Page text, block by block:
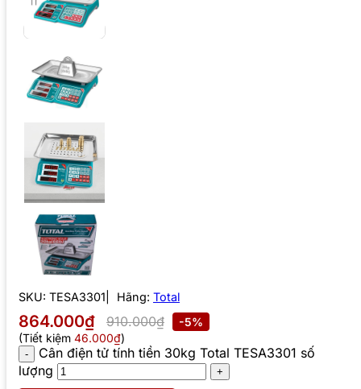
SKU: TESA3301 Hãng: Total
864.000₫ 910.000₫
-5%
(Tiết kiệm 46.000₫)
Cân điện tử tính tiền 30kg Total TESA3301 số
lượng